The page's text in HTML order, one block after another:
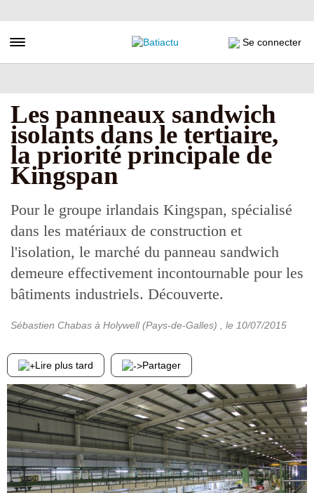
au
principal
Toggle navigation Se connecter
Les panneaux sandwich
isolants dans le tertiaire,
la priorité principale de
Kingspan
Pour le groupe irlandais Kingspan, spécialisé
dans les matériaux de construction et
l'isolation, le marché du panneau sandwich
demeure effectivement incontournable pour les
bâtiments industriels. Découverte.
Sébastien Chabas à Holywell (Pays-de-Galles) , le 10/07/2015
Lire plus tard Partager